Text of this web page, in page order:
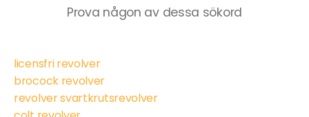
Prova någon av dessa sökord
licensfri revolver
brocock revolver
revolver svartkrutsrevolver